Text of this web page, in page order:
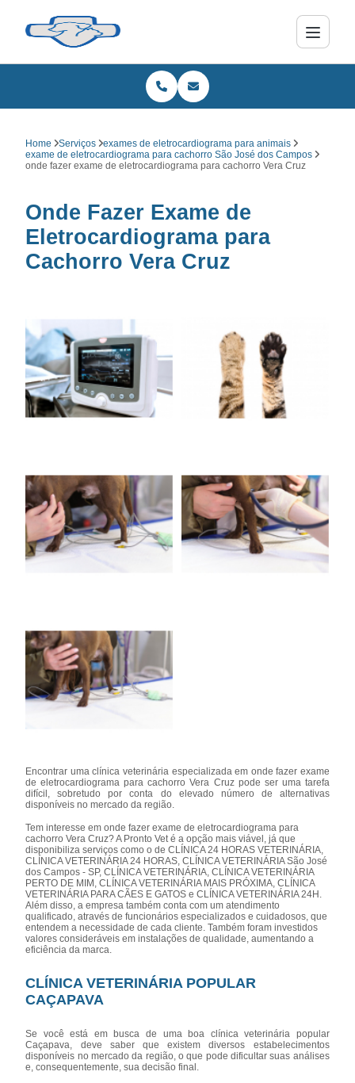
Home Serviços
exames de eletrocardiograma para animais
exame de eletrocardiograma para cachorro São José dos Campos
onde fazer exame de eletrocardiograma para cachorro Vera Cruz
Onde Fazer Exame de
Eletrocardiograma para
Cachorro Vera Cruz
Encontrar uma clínica veterinária especializada em onde fazer exame
de eletrocardiograma para cachorro Vera Cruz pode ser uma tarefa
difícil, sobretudo por conta do elevado número de alternativas
disponíveis no mercado da região.
Tem interesse em onde fazer exame de eletrocardiograma para
cachorro Vera Cruz? A Pronto Vet é a opção mais viável, já que
disponibiliza serviços como o de CLÍNICA 24 HORAS VETERINÁRIA,
CLÍNICA VETERINÁRIA 24 HORAS, CLÍNICA VETERINÁRIA São José
dos Campos - SP, CLÍNICA VETERINÁRIA, CLÍNICA VETERINÁRIA
PERTO DE MIM, CLÍNICA VETERINÁRIA MAIS PRÓXIMA, CLÍNICA
VETERINÁRIA PARA CÃES E GATOS e CLÍNICA VETERINÁRIA 24H.
Além disso, a empresa também conta com um atendimento
qualificado, através de funcionários especializados e cuidadosos, que
entendem a necessidade de cada cliente. Também foram investidos
valores consideráveis em instalações de qualidade, aumentando a
eficiência da marca.
CLÍNICA VETERINÁRIA POPULAR
CAÇAPAVA
Se você está em busca de uma boa clínica veterinária popular
Caçapava, deve saber que existem diversos estabelecimentos
disponíveis no mercado da região, o que pode dificultar suas análises
e, consequentemente, sua decisão final.